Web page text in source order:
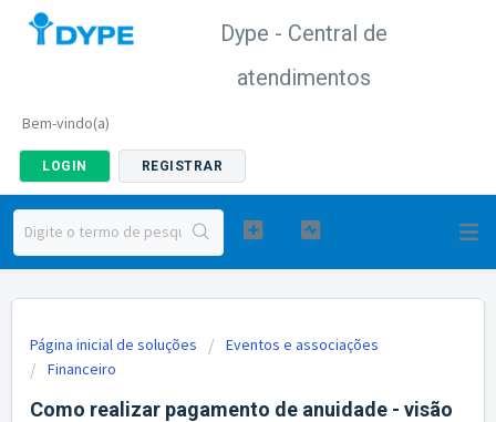
Dype - Central de
atendimentos
Bem-vindo(a)
LOGIN REGISTRAR
Página inicial de soluções
Eventos e associações
Financeiro
Como realizar pagamento de anuidade - visão